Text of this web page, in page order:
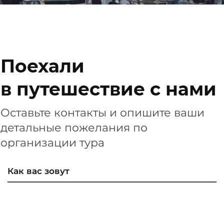
Поехали
в путешествие с нами
Оставьте контакты и опишите ваши
детальные пожелания по
организации тура